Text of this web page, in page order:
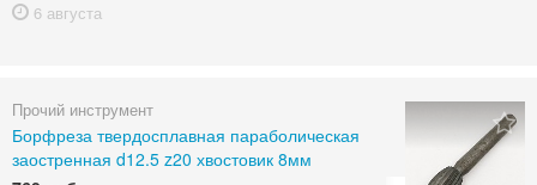
6 августа
Прочий инструмент
Борфреза твердосплавная параболическая
заостренная d12.5 z20 хвостовик 8мм